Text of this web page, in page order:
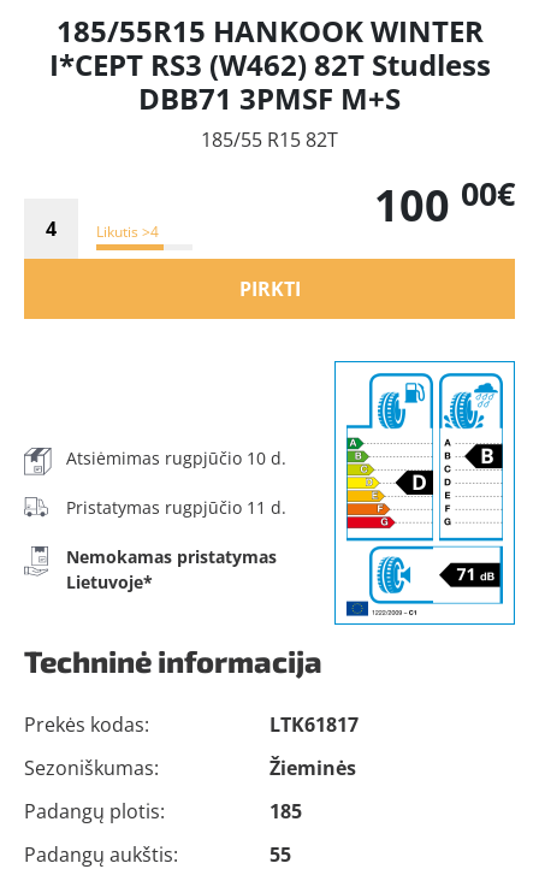
185/55R15 HANKOOK WINTER
I*CEPT RS3 (W462) 82T Studless
DBB71 3PMSF M+S
185/55 R15 82T
Likutis >4 100 00€
PIRKTI
Atsiėmimas rugpjūčio 10 d.
Pristatymas rugpjūčio 11 d.
Nemokamas pristatymas
Lietuvoje*
Techninė informacija
Prekės kodas:
LTK61817
Sezoniškumas:
Žieminės
Padangų plotis:
185
Padangų aukštis:
55